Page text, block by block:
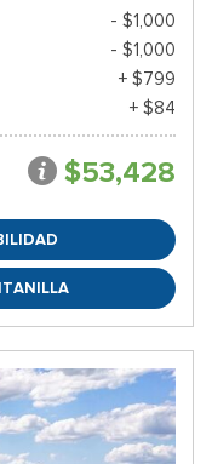
- $1,000
- $1,000
+ $799
+ $84
$53,428